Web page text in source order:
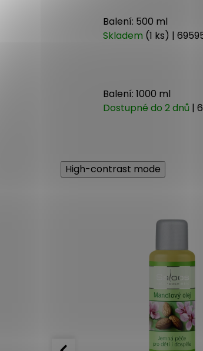
High-contrast mode
Balení: 500 ml
Skladem (1 ks) |
Balení: 1000 ml
Dostupné do 2 dnů |